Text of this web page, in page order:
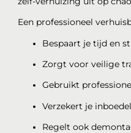
Een professioneel
Bespaart je tijd en
Zorgt voor veilige
Gebruikt
Verzekert je
Regelt ook